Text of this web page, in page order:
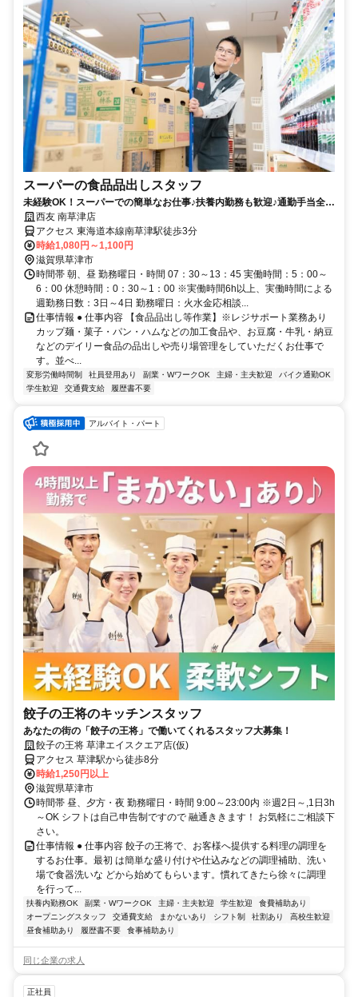
スーパーの食品品出しスタッフ
未経験OK！スーパーでの簡単なお仕事♪扶養内勤務も歓迎♪通勤手当全額
支給／社員買物割引有
西友 南草津店
アクセス 東海道本線南草津駅徒歩3分
時給1,080円～1,100円
滋賀県草津市
時間帯 朝、昼 勤務曜日・時間 07：30～13：45 実働時間：5：00～
6：00 休憩時間：0：30～1：00 ※実働時間6h以上、実働時間による
週勤務日数：3日～4日 勤務曜日：火水金応相談...
仕事情報 ● 仕事内容 【食品品出し等作業】※レジサポート業務あり
カップ麺・菓子・パン・ハムなどの加工食品や、お豆腐・牛乳・納豆
などのデイリー食品の品出しや売り場管理をしていただくお仕事で
す。並べ...
変形労働時間制 社員登用あり 副業・WワークOK 主婦・主夫歓迎
バイク通勤OK
学生歓迎
交通費支給 履歴書不要
アルバイト・パート
餃子の王将のキッチンスタッフ
あなたの街の「餃子の王将」で働いてくれるスタッフ大募集！
餃子の王将 草津エイスクエア店(仮)
アクセス 草津駅から徒歩8分
時給1,250円以上
滋賀県草津市
時間帯 昼、夕方・夜 勤務曜日・時間 9:00～23:00内 ※週2日～,1日3h
～OK シフトは自己申告制ですので 融通ききます！ お気軽にご相談下
さい。
仕事情報 ● 仕事内容 餃子の王将で、お客様へ提供する料理の調理を
するお仕事。最初 は簡単な盛り付けや仕込みなどの調理補助、洗い
場で食器洗いな どから始めてもらいます。慣れてきたら徐々に調理
を行って...
扶養内勤務OK 副業・WワークOK 主婦・主夫歓迎 学生歓迎
食費補助あり
オープニングスタッフ
交通費支給 まかないあり シフト制 社割あり
高校生歓迎
昼食補助あり
履歴書不要 食事補助あり
同じ企業の求人
正社員